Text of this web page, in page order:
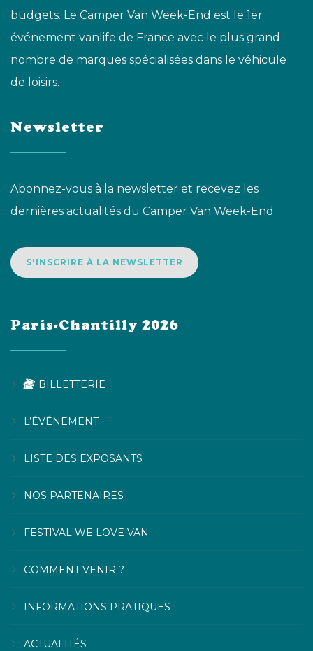
budgets. Le Camper Van Week-End est le 1er
événement vanlife de France avec le plus grand
nombre de marques spécialisées dans le véhicule
de loisirs.
Newsletter
Abonnez-vous à la newsletter et recevez les
dernières actualités du Camper Van Week-End.
S'INSCRIRE À LA NEWSLETTER
Paris-Chantilly 2026
BILLETTERIE
L’ÉVÉNEMENT
LISTE DES EXPOSANTS
NOS PARTENAIRES
FESTIVAL WE LOVE VAN
COMMENT VENIR ?
INFORMATIONS PRATIQUES
ACTUALITÉS